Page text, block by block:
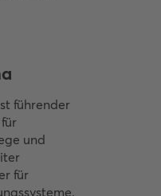
führender
und
für